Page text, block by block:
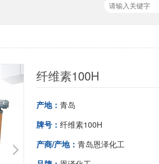
纤维素100H
产地： 青岛
牌号： 纤维素100H
产商/产地： 青岛恩泽化工